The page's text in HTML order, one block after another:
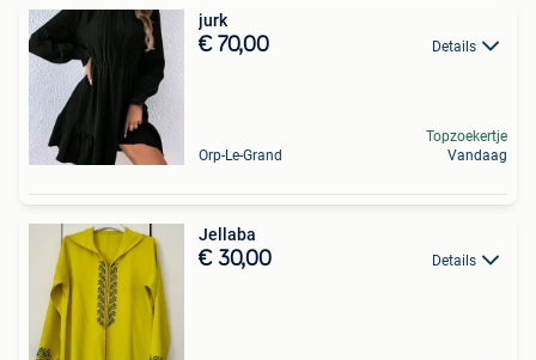
jurk
€ 70,00 Details
Orp-Le-Grand
Topzoekertje
Vandaag
Jellaba
€ 30,00 Details